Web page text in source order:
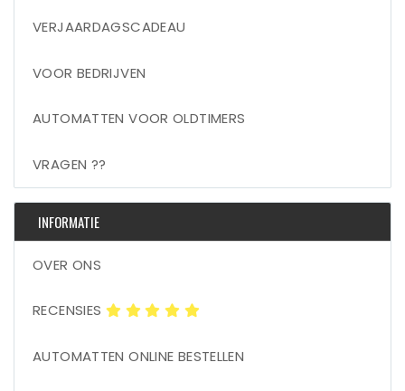
VERJAARDAGSCADEAU
VOOR BEDRIJVEN
AUTOMATTEN VOOR OLDTIMERS
VRAGEN ??
INFORMATIE
OVER ONS
RECENSIES
AUTOMATTEN ONLINE BESTELLEN